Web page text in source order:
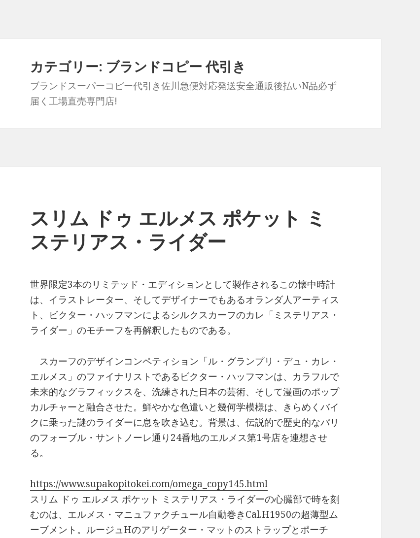
カテゴリー: ブランドコピー 代引き
ブランドスーパーコピー代引き佐川急便対応発送安全通販後払いN品必ず
届く工場直売専門店!
スリム ドゥ エルメス ポケット ミ
ステリアス・ライダー
世界限定3本のリミテッド・エディションとして製作されるこの懐中時計
は、イラストレーター、そしてデザイナーでもあるオランダ人アーティス
ト、ビクター・ハッフマンによるシルクスカーフのカレ「ミステリアス・
ライダー」のモチーフを再解釈したものである。
スカーフのデザインコンペティション「ル・グランプリ・デュ・カレ・
エルメス」のファイナリストであるビクター・ハッフマンは、カラフルで
未来的なグラフィックスを、洗練された日本の芸術、そして漫画のポップ
カルチャーと融合させた。鮮やかな色遣いと幾何学模様は、きらめくバイ
クに乗った謎のライダーに息を吹き込む。背景は、伝説的で歴史的なパリ
のフォーブル・サントノーレ通り24番地のエルメス第1号店を連想させ
る。
https://www.supakopitokei.com/omega_copy145.html
スリム ドゥ エルメス ポケット ミステリアス・ライダーの心臓部で時を刻
むのは、エルメス・マニュファクチュール自動巻きCal.H1950の超薄型ム
ーブメント。ルージュHのアリゲーター・マットのストラップとポーチ